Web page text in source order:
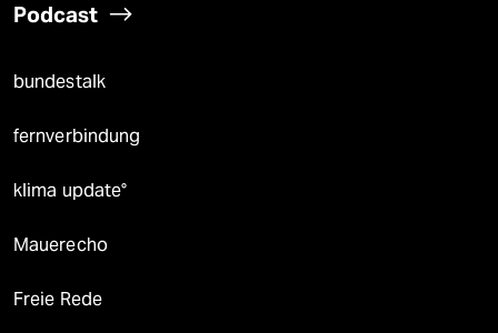
Podcast
bundestalk
fernverbindung
klima update°
Mauerecho
Freie Rede